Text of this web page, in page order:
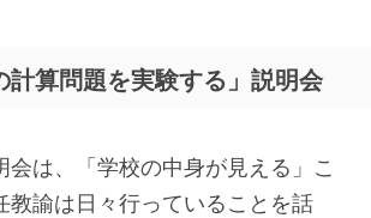
計算問題を実験する」説明会
会は、「学校の中身が見える」こ
教諭は日々行っていることを話